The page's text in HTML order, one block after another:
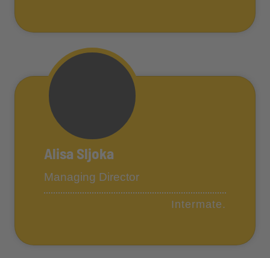
Alisa Sljoka
Managing Director
Intermate.